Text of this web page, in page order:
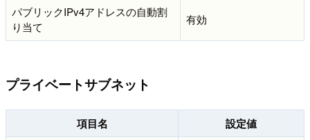
パブリックIPv4アドレスの自動割
り当て
有効
プライベートサブネット
項目名 設定値